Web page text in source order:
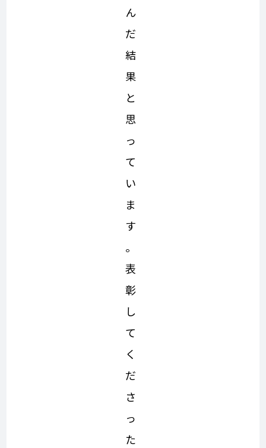
ん
だ
結
果
と
思
っ
て
い
ま
す
。
表
彰
し
て
く
だ
さ
っ
た